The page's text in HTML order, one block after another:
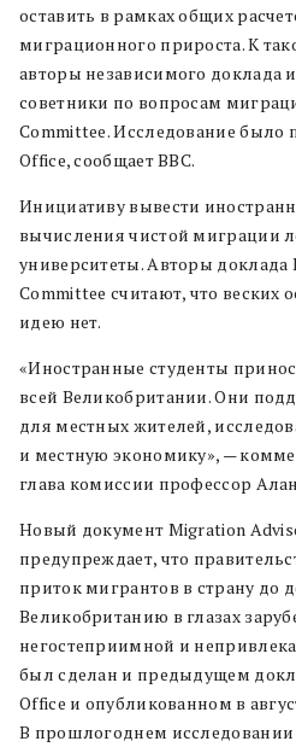
оставить в рамках общих
миграционного прироста. К
авторы независимого доклада
советники по вопросам
Committee. Исследование было
Office, сообщает BBC.
Инициативу вывести
вычисления чистой миграции
университеты. Авторы доклада
Committee считают, что веских
идею нет.
«Иностранные студенты
всей Великобритании. Они
для местных жителей,
и местную экономику», —
глава комиссии профессор
Новый документ Migration
предупреждает, что
приток мигрантов в страну до
Великобританию в глазах
негостеприимной и
был сделан и предыдущем
Office и опубликованном в
В прошлогоднем